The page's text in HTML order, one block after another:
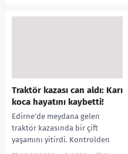
Traktör kazası can aldı: Karı
koca hayatını kaybetti!
Edirne’de meydana gelen
traktör kazasında bir çift
yaşamını yitirdi. Kontrolden
çıkarak devrilen traktörün